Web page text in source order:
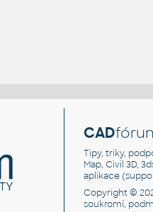
CAD
Tipy, triky,
Map, Civil 3D,
aplikace
Copyright ©
soukromí,